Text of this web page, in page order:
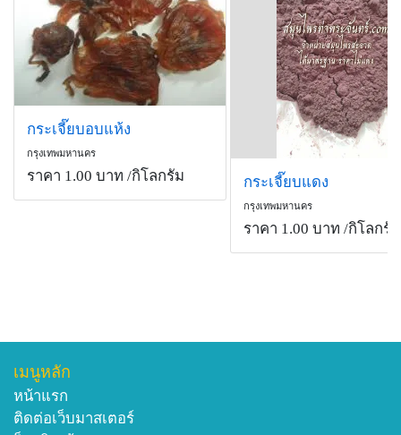
กระเจี๊ยบอบแห้ง
กรุงเทพมหานคร
ราคา 1.00 บาท /กิโลกรัม กระเจี๊ยบแดง
กรุงเทพมหานคร
ราคา 1.00 บาท /กิโลกรัม
เมนูหลัก
หน้าแรก
ติดต่อเว็บมาสเตอร์